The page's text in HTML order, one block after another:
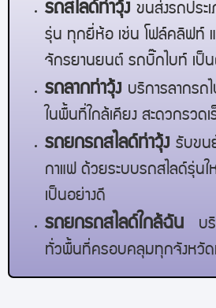
รถสไลด์ ท่าวุ้ง ขนส่งรถประ
รุ่น ทุกยี่ห้อ เช่น โฟล์คลิฟท์
จักรยานยนต์ รถบิ๊กไบท์ เป็
รถลาก ท่าวุ้ง บริการลากรถ
ในพื้นที่ใกล้เคียง สะดวกรวดเ
รถยกรถสไลด์ ท่าวุ้ง รับขน
กาแฟ ด้วยระบบรถสไลด์รุ่น
เป็นอย่างดี
รถยกรถสไลด์ใกล้ฉัน
บ
ทั่วพื้นที่ครอบคลุมทุกจังหวัด